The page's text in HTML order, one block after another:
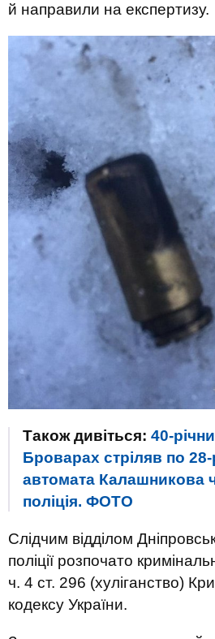
й направили на експертизу.
Також дивіться: 40-
Броварах стріляв по
автомата Калашникова
поліція. ФОТО
Слідчим відділом
поліції розпочато
ч. 4 ст. 296 (хуліганство)
кодексу України.